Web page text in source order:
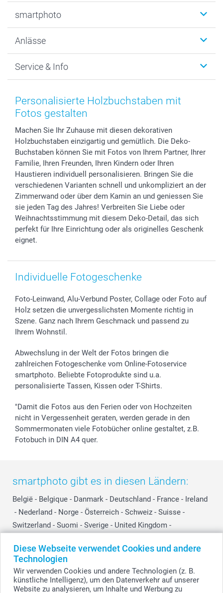
Diese Webseite verwendet Cookies und andere
Technologien
Wir verwenden Cookies und andere Technologien (z. B.
künstliche Intelligenz), um den Datenverkehr auf unserer
Website zu analysieren, um Inhalte und Werbung zu
Fotogeschenke
MyNameBook
Fotoabzüge, Fotos als Buch & Poster
Zubehör & Material
Foto-Kalender & Agenden
Geschenk-Gutscheine (PDF)
smartphoto
Warum smartphoto
Datenschutz
AGB
Impressum
Partnerprogramme
Investor Relations
B2B smartbusiness
Widerrufsrecht
Anlässe
Neujahr
Muttertag
Vatertag
Hochzeit
Geburtstag
Geburt
Zu allen Anlässen
Service & Info
Anmelden /Registrieren
Preise und Versandkosten
72h Lieferung
Zahlungsmöglichkeiten
Sitemap
Status der Bestellung
smartfriends
smartgarantie
smartbonus
Personalisierte Holzbuchstaben mit
Fotos gestalten
Machen Sie Ihr Zuhause mit diesen dekorativen
Holzbuchstaben einzigartig und gemütlich. Die Deko-
Buchstaben können Sie mit Fotos von Ihrem Partner, Ihrer
Familie, Ihren Freunden, Ihren Kindern oder Ihren
Haustieren individuell personalisieren. Bringen Sie die
verschiedenen Varianten schnell und unkompliziert an der
Zimmerwand oder über dem Kamin an und geniessen Sie
sie jeden Tag des Jahres! Verbreiten Sie Liebe oder
Weihnachtsstimmung mit diesem Deko-Detail, das sich
perfekt für Ihre Einrichtung oder als originelles Geschenk
eignet.
Individuelle Fotogeschenke
Foto-Leinwand, Alu-Verbund Poster, Collage oder Foto auf
Holz setzen die unvergesslichsten Momente richtig in
Szene. Ganz nach Ihrem Geschmack und passend zu
Ihrem Wohnstil.
Abwechslung in der Welt der Fotos bringen die
zahlreichen Fotogeschenke vom Online-Fotoservice
smartphoto. Beliebte Fotoprodukte sind u.a.
personalisierte Tassen, Kissen oder T-Shirts.
"Damit die Fotos aus den Ferien oder von Hochzeiten
nicht in Vergessenheit geraten, werden gerade in den
Sommermonaten viele Fotobücher online gestaltet, z.B.
Fotobuch in DIN A4 quer.
smartphoto gibt es in diesen Ländern:
België - Belgique - Danmark - Deutschland - France - Ireland
- Nederland - Norge - Österreich - Schweiz - Suisse -
Switzerland - Suomi - Sverige - United Kingdom -
Other Countries
Alle Preise verstehen sich in EURO (€) inkl. MwSt. und zzgl. Versandkosten.